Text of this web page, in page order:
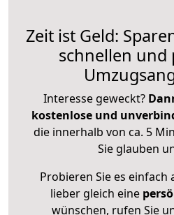
Zeit ist Geld:
schnellen und
Interesse geweckt?
kostenlose und
die innerhalb von ca. 5
Sie glauben
Probieren Sie es einfach
lieber gleich eine
wünschen, rufen Sie